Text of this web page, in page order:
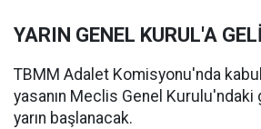
YARIN GENEL KURUL'A
TBMM Adalet Komisyonu'nda
yasanın Meclis Genel
yarın başlanacak.